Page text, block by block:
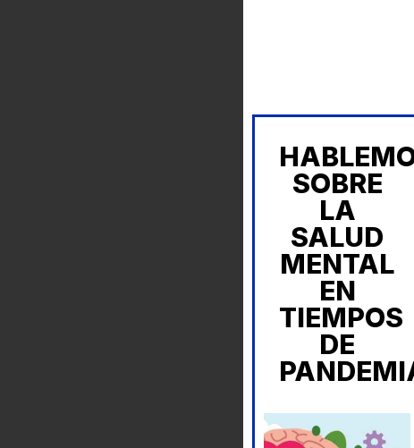
SOBRE
LA
SALUD
MENTAL
EN
TIEMPOS
DE